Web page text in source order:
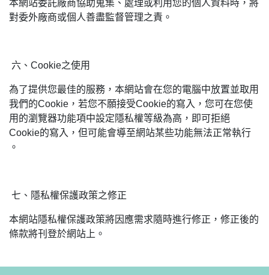
本網站委託廠商協助蒐集、處理或利用您的個人資料時，將
對委外廠商或個人善盡監督管理之責。
六、Cookie之使用
為了提供您最佳的服務，本網站會在您的電腦中放置並取用
我們的Cookie，若您不願接受Cookie的寫入，您可在您使
用的瀏覽器功能項中設定隱私權等級為高，即可拒絕
Cookie的寫入，但可能會導至網站某些功能無法正常執行
。
七、隱私權保護政策之修正
本網站隱私權保護政策將因應需求隨時進行修正，修正後的
條款將刊登於網站上。